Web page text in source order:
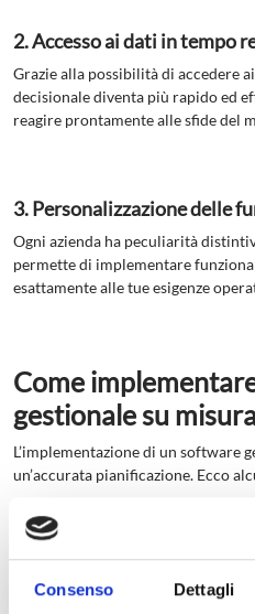
Consenso Dettagli
2. Accesso ai dati in tempo
Grazie alla possibilità di accedere
decisionale diventa più rapido ed
reagire prontamente alle sfide del
3. Personalizzazione delle
Ogni azienda ha peculiarità
permette di implementare
esattamente alle tue esigenze
Come
gestionale su
L’implementazione di un software
un’accurata pianificazione. Ecco
:
esigenze aziendali e
automazione.
Sviluppo e Test
: Collabora